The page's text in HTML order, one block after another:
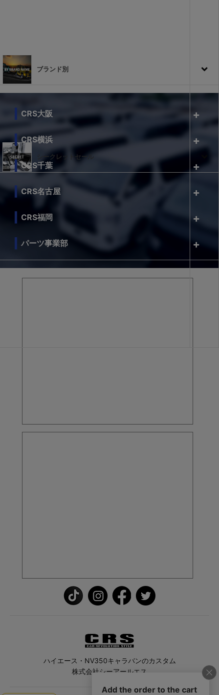
ブランド別
シークレットセール
CRS大阪
CRS横浜
CRS千葉
CRS名古屋
CRS福岡
パーツ事業部
ハイエース・NV350キャラバンのカスタム
株式会社シーアールエス